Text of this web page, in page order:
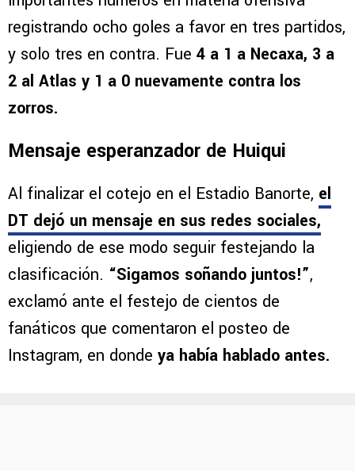
registrando ocho goles a favor en tres partidos,
y solo tres en contra. Fue 4 a 1 a Necaxa, 3 a
2 al Atlas y 1 a 0 nuevamente contra los
zorros.
Mensaje esperanzador de Huiqui
Al finalizar el cotejo en el Estadio Banorte, el
DT dejó un mensaje en sus redes sociales,
eligiendo de ese modo seguir festejando la
clasificación. “Sigamos soñando juntos!”,
exclamó ante el festejo de cientos de
fanáticos que comentaron el posteo de
Instagram, en donde ya había hablado antes.